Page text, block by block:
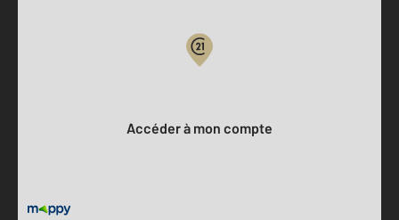
Accéder à mon compte